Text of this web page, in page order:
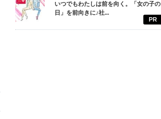
いつでもわたしは前を向く。「女の子の
日」を前向きに♪社...
PR